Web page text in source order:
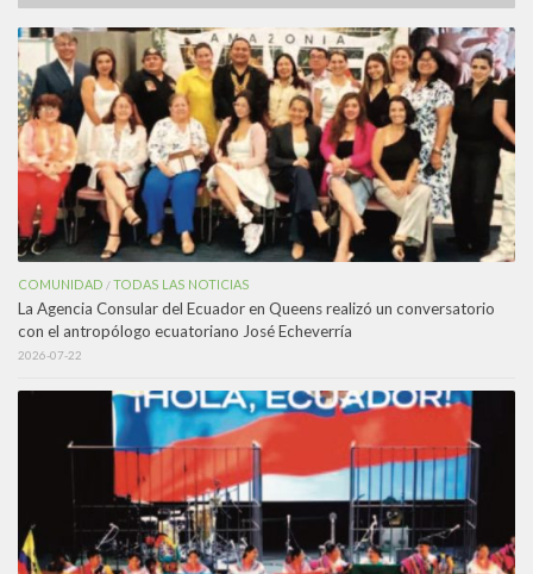
COMUNIDAD /TODAS LAS NOTICIAS
La Agencia Consular del Ecuador en Queens realizó un conversatorio
con el antropólogo ecuatoriano José Echeverría
2026-07-22